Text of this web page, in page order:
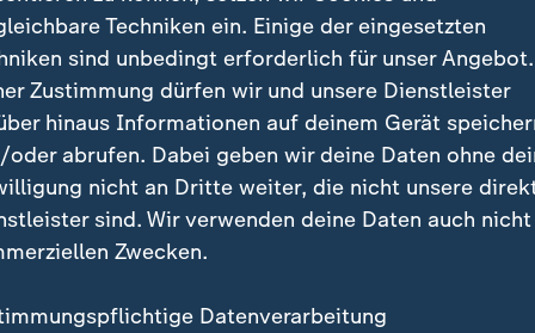
und EU-Parlamentsmitglied Alex Jungbluth
Remigration aller syrischen Flüchtlinge in der EU".
aus Syrien im arbeitsfähigen Alter sind in
wie viele von ihnen leben von staatlicher
es für den Arbeitsmarkt, die Wirtschaft und den
, wenn Syrer in großer Zahl in ihre Heimat
Techniken ein. Einige der eingesetzten
sind unbedingt erforderlich für unser
Zustimmung dürfen wir und unsere Dienstleister
hinaus Informationen auf deinem Gerät
oder abrufen. Dabei geben wir deine Daten ohne
nicht an Dritte weiter, die nicht unsere
sind. Wir verwenden deine Daten auch nicht
Zwecken.
Datenverarbeitung